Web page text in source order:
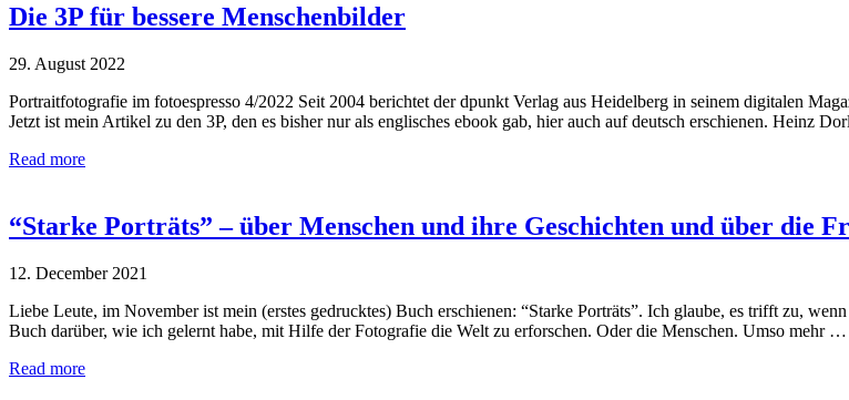
Die 3P für bessere Menschenbilder
29. August 2022
Portraitfotografie im fotoespresso 4/2022 Seit 2004 berichtet der dpunkt Verlag aus Heidelberg in seinem digitalen
Jetzt ist mein Artikel zu den 3P, den es bisher nur als englisches ebook gab, hier auch auf deutsch erschienen. Heinz
Read more
“Starke Porträts” – über Menschen und ihre Geschichten und über die
12. December 2021
Liebe Leute, im November ist mein (erstes gedrucktes) Buch erschienen: “Starke Porträts”. Ich glaube, es trifft zu,
Buch darüber, wie ich gelernt habe, mit Hilfe der Fotografie die Welt zu erforschen. Oder die Menschen. Umso mehr …
Read more